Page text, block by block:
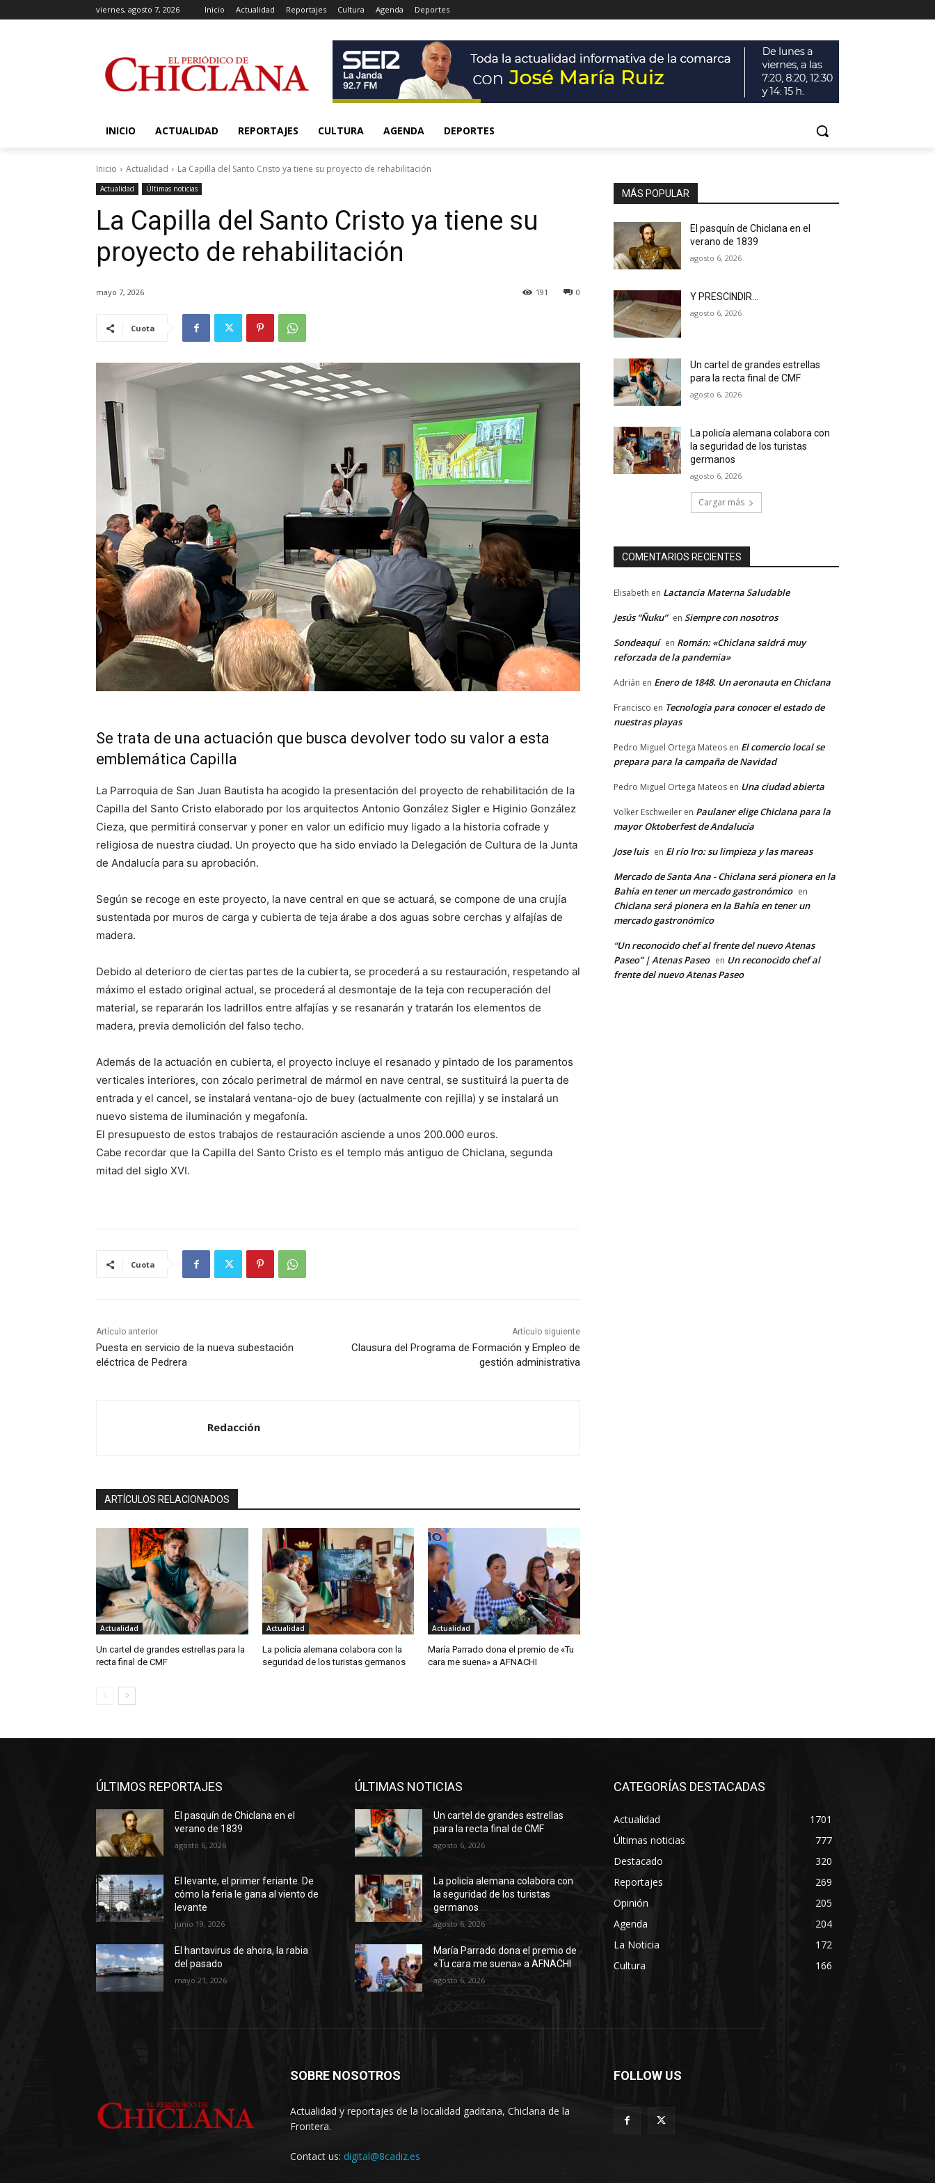
viernes, agosto 7, 2026 Inicio Actualidad Reportajes Cultura Agenda Deportes
INICIO ACTUALIDAD REPORTAJES CULTURA AGENDA DEPORTES
Inicio Actualidad La Capilla del Santo Cristo ya tiene su proyecto de rehabilitación
Actualidad Últimas noticias
La Capilla del Santo Cristo ya tiene su
proyecto de rehabilitación
mayo 7, 2026 0
191
Cuota
Se trata de una actuación que busca devolver todo su valor a esta
emblemática Capilla
La Parroquia de San Juan Bautista ha acogido la presentación del proyecto de rehabilitación de la
Capilla del Santo Cristo elaborado por los arquitectos Antonio González Sigler e Higinio González
Cieza, que permitirá conservar y poner en valor un edificio muy ligado a la historia cofrade y
religiosa de nuestra ciudad. Un proyecto que ha sido enviado la Delegación de Cultura de la Junta
de Andalucía para su aprobación.
Según se recoge en este proyecto, la nave central en que se actuará, se compone de una crujía
sustentada por muros de carga y cubierta de teja árabe a dos aguas sobre cerchas y alfajías de
madera.
Debido al deterioro de ciertas partes de la cubierta, se procederá a su restauración, respetando al
máximo el estado original actual, se procederá al desmontaje de la teja con recuperación del
material, se repararán los ladrillos entre alfajías y se resanarán y tratarán los elementos de
madera, previa demolición del falso techo.
Además de la actuación en cubierta, el proyecto incluye el resanado y pintado de los paramentos
verticales interiores, con zócalo perimetral de mármol en nave central, se sustituirá la puerta de
entrada y el cancel, se instalará ventana-ojo de buey (actualmente con rejilla) y se instalará un
nuevo sistema de iluminación y megafonía.
El presupuesto de estos trabajos de restauración asciende a unos 200.000 euros.
Cabe recordar que la Capilla del Santo Cristo es el templo más antiguo de Chiclana, segunda
mitad del siglo XVI.
Cuota
Artículo anterior
Puesta en servicio de la nueva subestación
eléctrica de Pedrera
Artículo siguiente
Clausura del Programa de Formación y Empleo de
gestión administrativa
Redacción
ARTÍCULOS RELACIONADOS
Actualidad
Un cartel de grandes estrellas para la
recta final de CMF
Actualidad
La policía alemana colabora con la
seguridad de los turistas germanos
Actualidad
María Parrado dona el premio de «Tu
cara me suena» a AFNACHI
MÁS POPULAR
El pasquín de Chiclana en el
verano de 1839
agosto 6, 2026
Y PRESCINDIR…
agosto 6, 2026
Un cartel de grandes estrellas
para la recta final de CMF
agosto 6, 2026
La policía alemana colabora con
la seguridad de los turistas
germanos
agosto 6, 2026
Cargar más
COMENTARIOS RECIENTES
Elisabeth en Lactancia Materna Saludable
Jesús “Ñuku” en Siempre con nosotros
Sondeaquí en Román: «Chiclana saldrá muy
reforzada de la pandemia»
Adrián en Enero de 1848. Un aeronauta en Chiclana
Francisco en Tecnología para conocer el estado de
nuestras playas
Pedro Miguel Ortega Mateos en El comercio local se
prepara para la campaña de Navidad
Pedro Miguel Ortega Mateos en Una ciudad abierta
Volker Eschweiler en Paulaner elige Chiclana para la
mayor Oktoberfest de Andalucía
Jose luis en El río Iro: su limpieza y las mareas
Mercado de Santa Ana - Chiclana será pionera en la
Bahía en tener un mercado gastronómico en
Chiclana será pionera en la Bahía en tener un
mercado gastronómico
“Un reconocido chef al frente del nuevo Atenas
Paseo” | Atenas Paseo en Un reconocido chef al
frente del nuevo Atenas Paseo
ÚLTIMOS REPORTAJES
El pasquín de Chiclana en el
verano de 1839
agosto 6, 2026
El levante, el primer feriante. De
cómo la feria le gana al viento de
levante
junio 19, 2026
El hantavirus de ahora, la rabia
del pasado
mayo 21, 2026
ÚLTIMAS NOTICIAS
Un cartel de grandes estrellas
para la recta final de CMF
agosto 6, 2026
La policía alemana colabora con
la seguridad de los turistas
germanos
agosto 6, 2026
María Parrado dona el premio de
«Tu cara me suena» a AFNACHI
agosto 6, 2026
CATEGORÍAS DESTACADAS
Actualidad
1701
Últimas noticias
777
Destacado
320
Reportajes
269
Opinión
205
Agenda
204
La Noticia
172
Cultura
166
SOBRE NOSOTROS
Actualidad y reportajes de la localidad gaditana, Chiclana de la
Frontera.
Contact us: digital@8cadiz.es
FOLLOW US